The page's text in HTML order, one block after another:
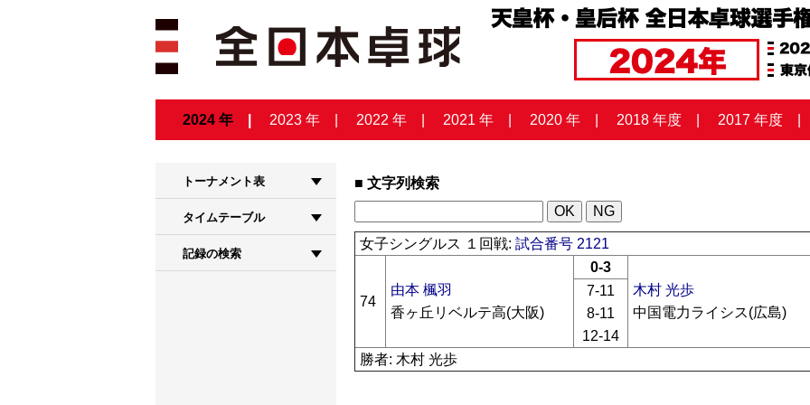
2024 年 2023 年 2022 年 2021 年 2020 年 2018 年度 2017 年度
トーナメント表
タイムテーブル
記録の検索
文字列検索
女子シングルス １回戦:試合番号 2121
74
由本 楓羽
香ヶ丘リベルテ高(大阪)
0-3
木村 光歩
中国電力ライシス(広島)
7-11
8-11
12-14
勝者: 木村 光歩